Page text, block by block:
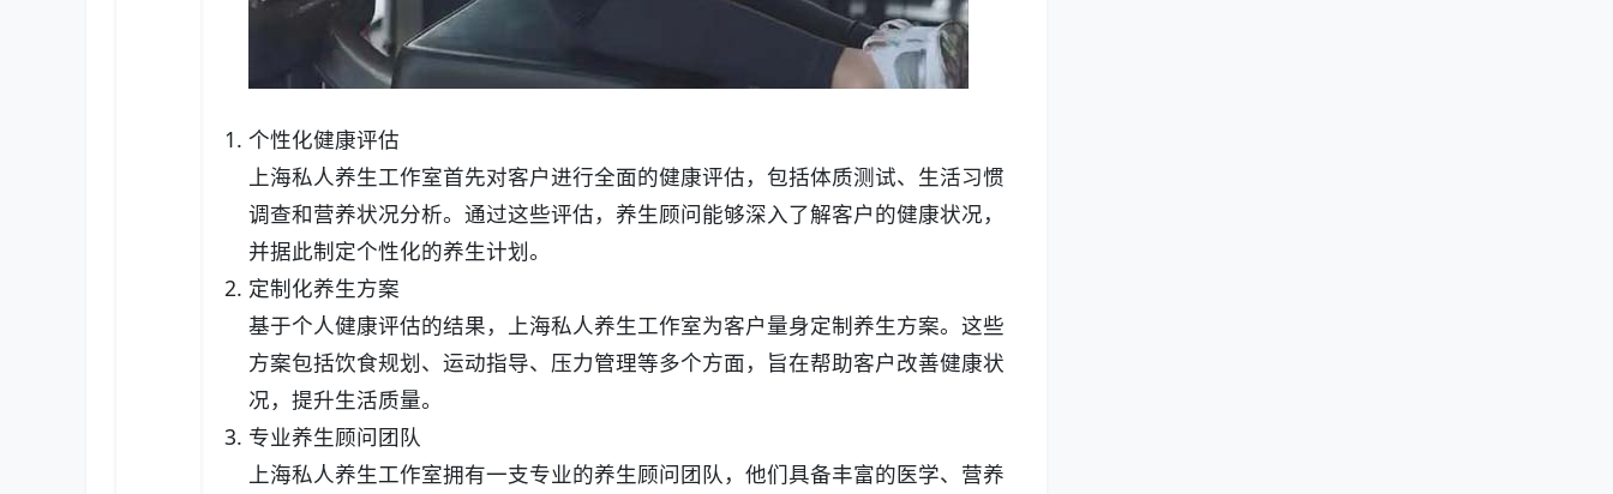
个性化健康评估
上海私人养生工作室首先对客户进行全面的健康评估，包括体质测试、生活习惯
调查和营养状况分析。通过这些评估，养生顾问能够深入了解客户的健康状况，
并据此制定个性化的养生计划。
定制化养生方案
基于个人健康评估的结果，上海私人养生工作室为客户量身定制养生方案。这些
方案包括饮食规划、运动指导、压力管理等多个方面，旨在帮助客户改善健康状
况，提升生活质量。
专业养生顾问团队
上海私人养生工作室拥有一支专业的养生顾问团队，他们具备丰富的医学、营养